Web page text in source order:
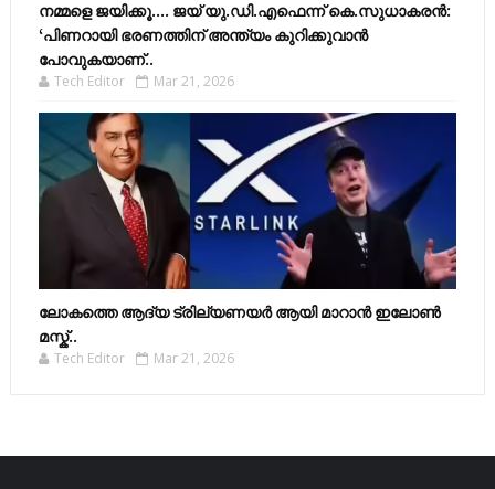
നമ്മളെ ജയിക്കൂ.... ജയ് യു.ഡി.എഫെന്ന് കെ.സുധാകരൻ:
‘പിണറായി ഭരണത്തിന് അന്ത്യം കുറിക്കുവാൻ
പോവുകയാണ്..
Tech Editor Mar 21, 2026
ലോകത്തെ ആദ്യ ട്രില്യണയർ ആയി മാറാൻ ഇലോൺ
മസ്ക്..
Tech Editor Mar 21, 2026